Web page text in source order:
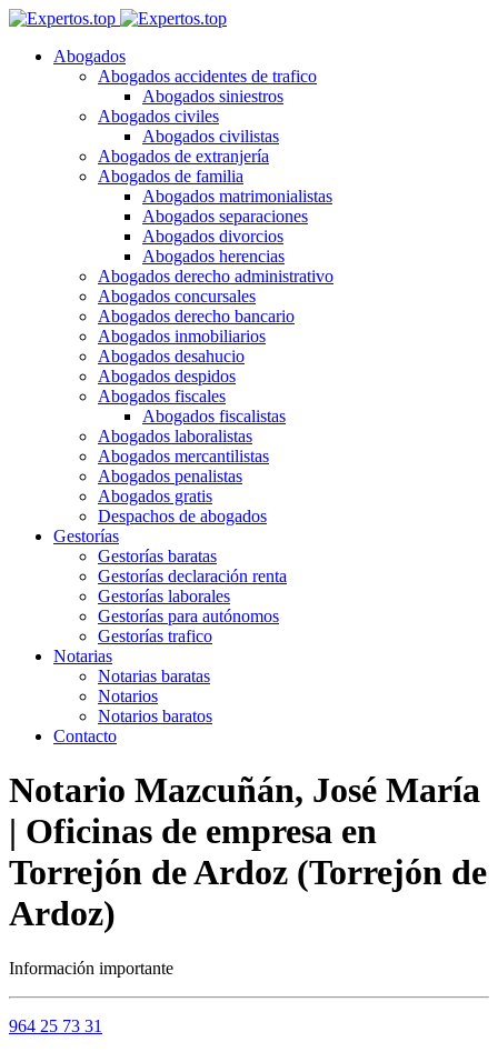
Abogados
Abogados accidentes de trafico
Abogados siniestros
Abogados civiles
Abogados civilistas
Abogados de extranjería
Abogados de familia
Abogados matrimonialistas
Abogados separaciones
Abogados divorcios
Abogados herencias
Abogados derecho administrativo
Abogados concursales
Abogados derecho bancario
Abogados inmobiliarios
Abogados desahucio
Abogados despidos
Abogados fiscales
Abogados fiscalistas
Abogados laboralistas
Abogados mercantilistas
Abogados penalistas
Abogados gratis
Despachos de abogados
Gestorías
Gestorías baratas
Gestorías declaración renta
Gestorías laborales
Gestorías para autónomos
Gestorías trafico
Notarias
Notarias baratas
Notarios
Notarios baratos
Contacto
Notario Mazcuñán, José María
| Oficinas de empresa en
Torrejón de Ardoz (Torrejón de
Ardoz)
Información importante
964 25 73 31